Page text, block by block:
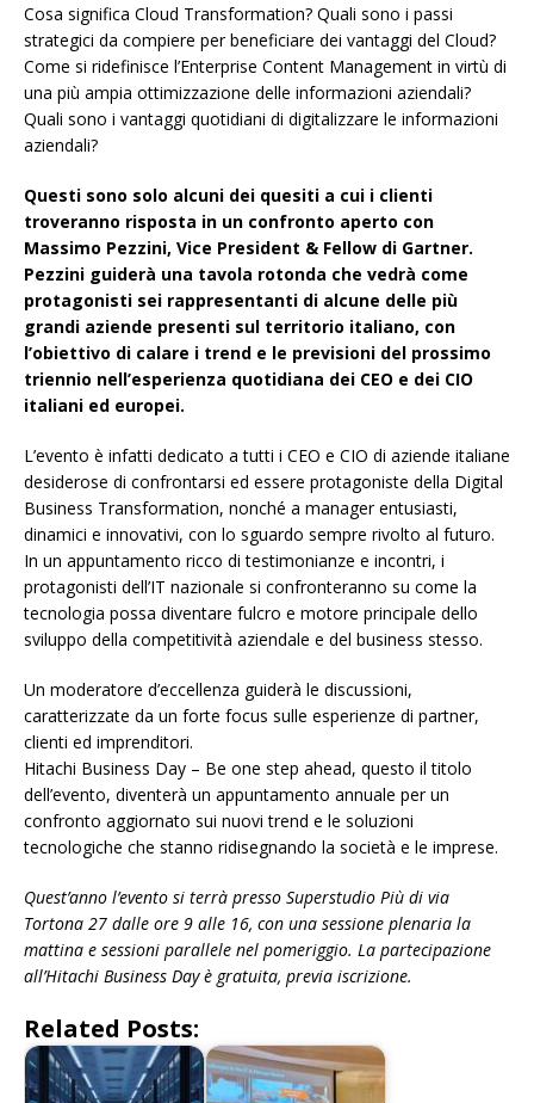
Cosa significa Cloud Transformation? Quali sono i passi
strategici da compiere per beneficiare dei vantaggi del Cloud?
Come si ridefinisce l’Enterprise Content Management in virtù di
una più ampia ottimizzazione delle informazioni aziendali?
Quali sono i vantaggi quotidiani di digitalizzare le informazioni
aziendali?
Questi sono solo alcuni dei quesiti a cui i clienti
troveranno risposta in un confronto aperto con
Massimo Pezzini, Vice President & Fellow di Gartner.
Pezzini guiderà una tavola rotonda che vedrà come
protagonisti sei rappresentanti di alcune delle più
grandi aziende presenti sul territorio italiano, con
l’obiettivo di calare i trend e le previsioni del prossimo
triennio nell’esperienza quotidiana dei CEO e dei CIO
italiani ed europei.
L’evento è infatti dedicato a tutti i CEO e CIO di aziende italiane
desiderose di confrontarsi ed essere protagoniste della Digital
Business Transformation, nonché a manager entusiasti,
dinamici e innovativi, con lo sguardo sempre rivolto al futuro.
In un appuntamento ricco di testimonianze e incontri, i
protagonisti dell’IT nazionale si confronteranno su come la
tecnologia possa diventare fulcro e motore principale dello
sviluppo della competitività aziendale e del business stesso.
Un moderatore d’eccellenza guiderà le discussioni,
caratterizzate da un forte focus sulle esperienze di partner,
clienti ed imprenditori.
Hitachi Business Day – Be one step ahead, questo il titolo
dell’evento, diventerà un appuntamento annuale per un
confronto aggiornato sui nuovi trend e le soluzioni
tecnologiche che stanno ridisegnando la società e le imprese.
Quest’anno l’evento si terrà presso Superstudio Più di via
Tortona 27 dalle ore 9 alle 16, con una sessione plenaria la
mattina e sessioni parallele nel pomeriggio. La partecipazione
all’Hitachi Business Day è gratuita, previa iscrizione.
Related Posts: